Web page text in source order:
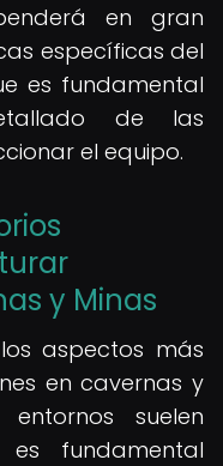
en gran
específicas del
es fundamental
de las
el equipo.
y Minas
aspectos más
en cavernas y
suelen
fundamental